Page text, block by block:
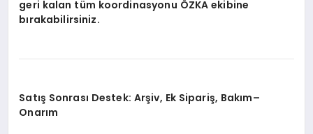
geri kalan tüm koordinasyonu ÖZKA ekibine
bırakabilirsiniz.
Satış Sonrası Destek: Arşiv, Ek Sipariş, Bakım–
Onarım